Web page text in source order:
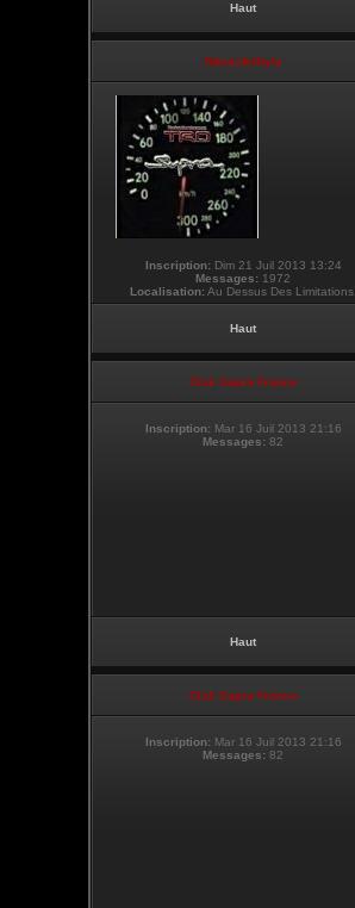
Haut
NikoLifeStyle
Inscription:Dim 21 Juil 2013 13:24
Messages: 1972
Localisation:Au Dessus Des Limitations.
Haut
Club Supra France
Inscription: Mar 16 Juil 2013 21:16
Messages: 82
Haut
Club Supra France
Inscription: Mar 16 Juil 2013 21:16
Messages: 82